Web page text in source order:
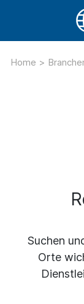
Home >
Suchen
Orte